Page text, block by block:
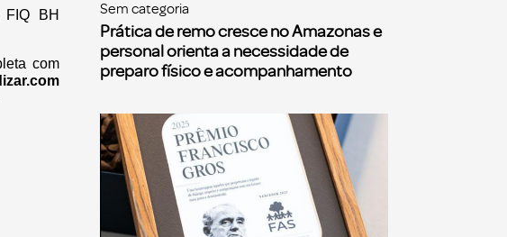
BH
com
Sem categoria
Prática de remo cresce no Amazonas e
personal orienta a necessidade de
preparo físico e acompanhamento